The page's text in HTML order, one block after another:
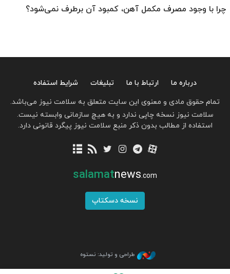
چرا با وجود مصرف مکمل آهن، کمبود آن برطرف نمی‌شود؟
درباره ما ارتباط با ما تبلیغات
شرایط استفاده
تمام حقوق مادی و معنوی این سایت متعلق به سلامت نیوز می‌باشد.
سلامت نیوز نسخه چاپی ندارد و به هیچ سازمانی وابسته نیست.
استفاده از مطالب بدون ذکر منبع سلامت نیوز پیگرد قانونی دارد.
salamatnews.com
نسخه دسکتاپ
طراحی و تولید: نستوه